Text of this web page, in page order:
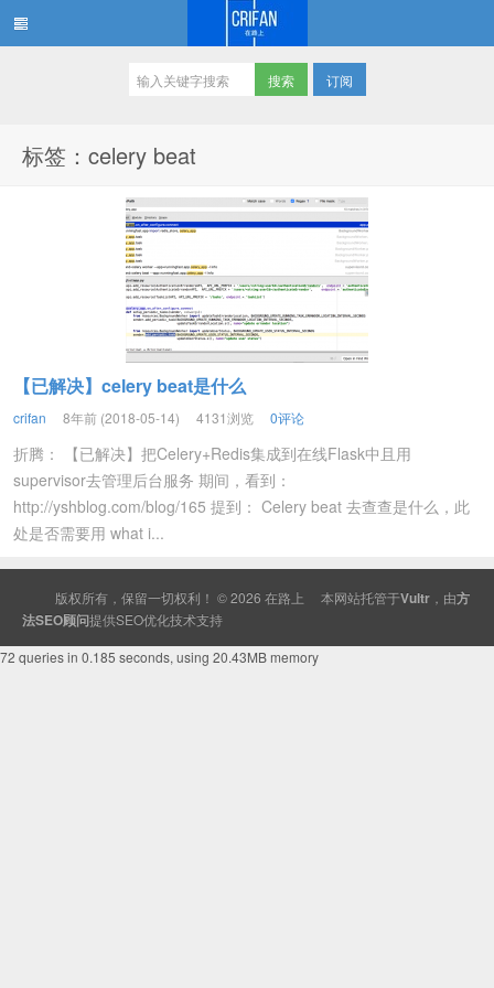
订阅
标签：celery beat
【已解决】celery beat是什么
crifan 8年前 (2018-05-14) 4131浏览 0评论
折腾： 【已解决】把Celery+Redis集成到在线Flask中且用
supervisor去管理后台服务 期间，看到：
http://yshblog.com/blog/165 提到： Celery beat 去查查是什么，此
处是否需要用 what i...
版权所有，保留一切权利！ © 2026 在路上 本网站托管于Vultr ，由方
法SEO顾问提供SEO优化技术支持
72 queries in 0.185 seconds, using 20.43MB memory